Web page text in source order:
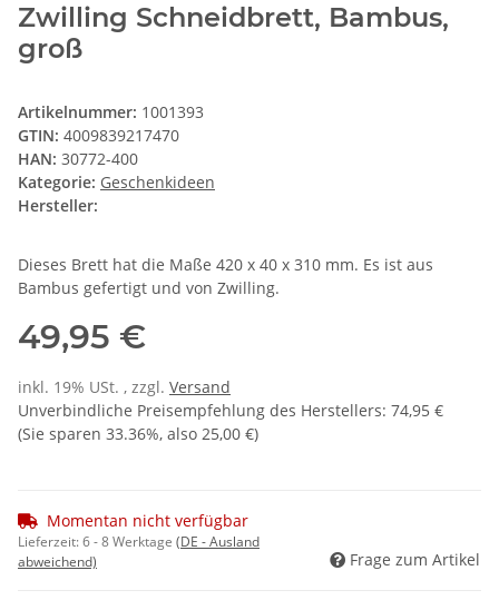
Zwilling Schneidbrett, Bambus,
groß
Artikelnummer: 1001393
GTIN: 4009839217470
HAN: 30772-400
Kategorie: Geschenkideen
Hersteller:
Dieses Brett hat die Maße 420 x 40 x 310 mm. Es ist aus
Bambus gefertigt und von Zwilling.
49,95 €
inkl. 19% USt. , zzgl. Versand
Unverbindliche Preisempfehlung des Herstellers: 74,95 €
(Sie sparen 33.36%, also 25,00 €)
Momentan nicht verfügbar
Lieferzeit:6 - 8 Werktage (DE - Ausland
abweichend)
Frage zum Artikel